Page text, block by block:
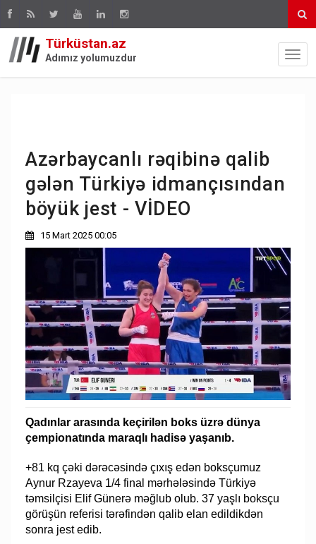
Türküstan.az
Adımız yolumuzdur
Azərbaycanlı rəqibinə qalib
gələn Türkiyə idmançısından
böyük jest - VİDEO
15 Mart 2025 00:05
Qadınlar arasında keçirilən boks üzrə dünya
çempionatında maraqlı hadisə yaşanıb.
+81 kq çəki dərəcəsində çıxış edən boksçumuz
Aynur Rzayeva 1/4 final mərhələsində Türkiyə
təmsilçisi Elif Günerə məğlub olub. 37 yaşlı boksçu
görüşün referisi tərəfindən qalib elan edildikdən
sonra jest edib.